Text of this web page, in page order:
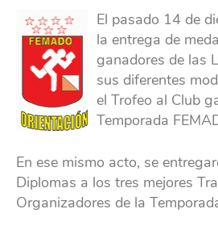
El pasado 14 de
la entrega de
ganadores de las
sus diferentes
el Trofeo al Club
Temporada
En ese mismo acto, se
Diplomas a los tres mejores
Organizadores de la